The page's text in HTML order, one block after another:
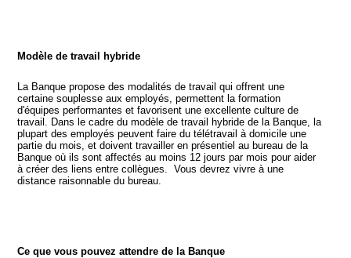
Modèle de travail hybride
La Banque propose des modalités de travail qui offrent une
certaine souplesse aux employés, permettent la formation
d'équipes performantes et favorisent une excellente culture de
travail. Dans le cadre du modèle de travail hybride de la Banque, la
plupart des employés peuvent faire du télétravail à domicile une
partie du mois, et doivent travailler en présentiel au bureau de la
Banque où ils sont affectés au moins 12 jours par mois pour aider
à créer des liens entre collègues. Vous devrez vivre à une
distance raisonnable du bureau.
Ce que vous pouvez attendre de la Banque